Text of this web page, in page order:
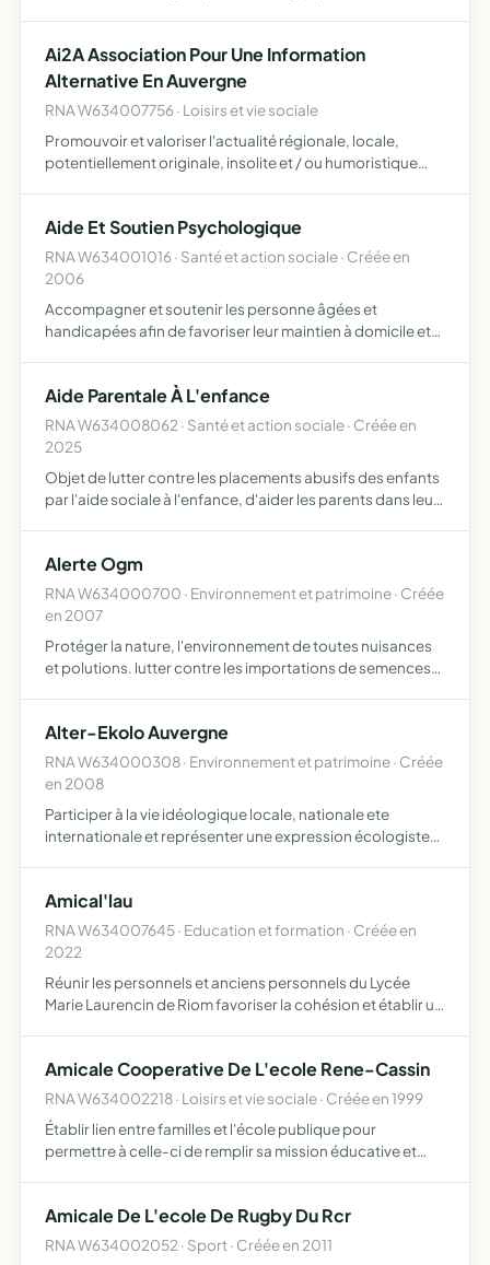
Ai2A Association Pour Une Information
Alternative En Auvergne
RNA W634007756 · Loisirs et vie sociale
Promouvoir et valoriser l'actualité régionale, locale,
potentiellement originale, insolite et / ou humoristique
Aide Et Soutien Psychologique
RNA W634001016 · Santé et action sociale · Créée en
2006
Accompagner et soutenir les personne âgées et
handicapées afin de favoriser leur maintien à domicile et
Aide Parentale À L'enfance
RNA W634008062 · Santé et action sociale · Créée en
2025
Objet de lutter contre les placements abusifs des enfants
par l'aide sociale à l'enfance, d'aider les parents dans leur
Alerte Ogm
RNA W634000700 · Environnement et patrimoine · Créée
en 2007
Protéger la nature, l'environnement de toutes nuisances
et polutions. lutter contre les importations de semences
atteinte …
Alter-Ekolo Auvergne
RNA W634000308 · Environnement et patrimoine · Créée
en 2008
Participer à la vie idéologique locale, nationale ete
internationale et représenter une expression écologiste
Amical'lau
RNA W634007645 · Education et formation · Créée en
2022
Réunir les personnels et anciens personnels du Lycée
Marie Laurencin de Riom favoriser la cohésion et établir un
Amicale Cooperative De L'ecole Rene-Cassin
RNA W634002218 · Loisirs et vie sociale · Créée en 1999
Établir lien entre familles et l'école publique pour
permettre à celle-ci de remplir sa mission éducative et
d'activité…
Amicale De L'ecole De Rugby Du Rcr
RNA W634002052 · Sport · Créée en 2011